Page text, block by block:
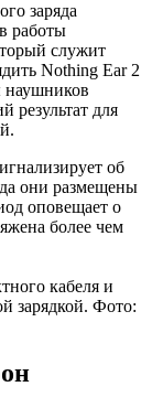
заряда
работы
служит
Nothing Ear 2
наушников
результат для
об
они размещены
оповещает о
более чем
кабеля и
зарядкой. Фото: